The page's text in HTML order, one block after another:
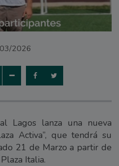
2026
Lagos lanza una nueva
Activa”, que tendrá su
21 de Marzo a partir de
Italia.